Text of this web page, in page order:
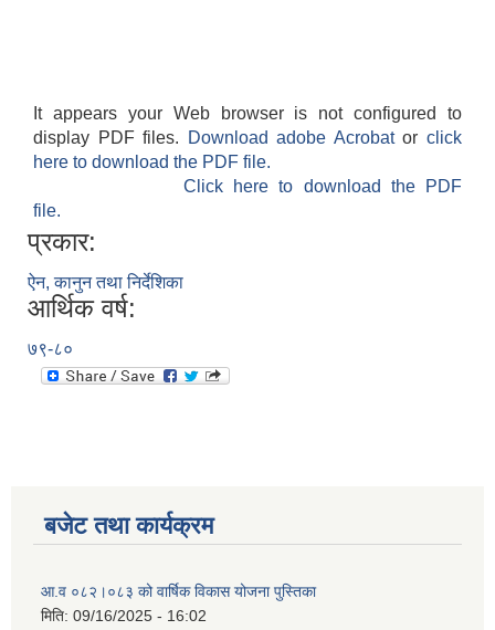
It appears your Web browser is not configured to
display PDF files.
Download adobe Acrobatorclick
here to download the PDF file.
Click here to download the PDF
file.
प्रकार:
ऐन, कानुन तथा निर्देशिका
आर्थिक वर्ष:
७९-८०
बजेट तथा कार्यक्रम
आ.व ०८२।०८३ को वार्षिक विकास योजना पुस्तिका
मिति: 09/16/2025 - 16:02